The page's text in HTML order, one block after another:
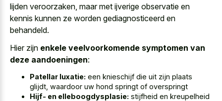
lijden veroorzaken, maar met ijverige observatie en
kennis kunnen ze worden gediagnosticeerd en
behandeld.
Hier zijn enkele veelvoorkomende symptomen van
deze aandoeningen:
Patellar luxatie: een knieschijf die uit zijn plaats
glijdt, waardoor uw hond springt of overspringt
Hijf- en elleboogdysplasie: stijfheid en kreupelheid